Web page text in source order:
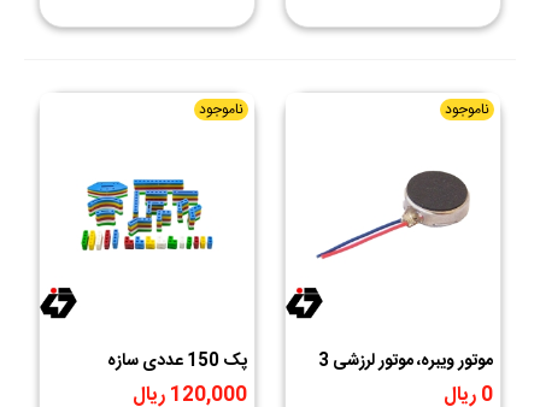
ناموجود
موتور ویبره، موتور لرزشی 3
ولت 10x3mm
0 ریال
ناموجود
پک 150 عددی سازه
پلاستیکی رباتیک
120,000 ریال